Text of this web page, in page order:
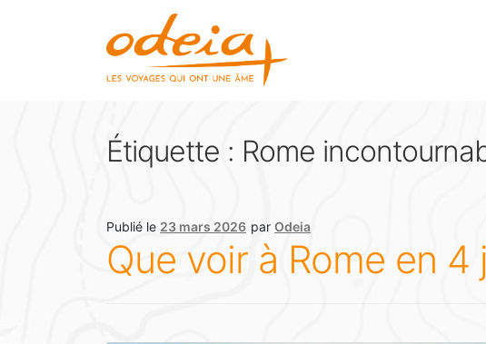
Étiquette : Rome
Publié le 23 mars 2026 par Odeia
Que voir à Rome en 4